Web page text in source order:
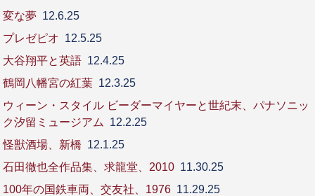
変な夢 12.6.25
プレゼピオ 12.5.25
大谷翔平と英語 12.4.25
鶴岡八幡宮の紅葉 12.3.25
ウィーン・スタイル ビーダーマイヤーと世紀末、パナソニッ
ク汐留ミュージアム
12.2.25
怪獣酒場、新橋 12.1.25
石田徹也全作品集、求龍堂、2010 11.30.25
100年の国鉄車両、交友社、1976 11.29.25